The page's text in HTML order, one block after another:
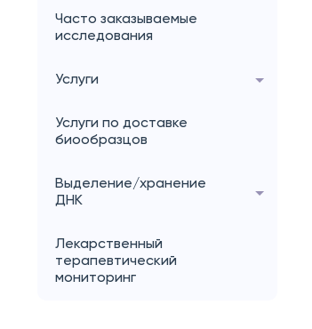
Часто заказываемые
исследования
Услуги
Услуги по доставке
биообразцов
Выделение/хранение
ДНК
Лекарственный
терапевтический
мониторинг